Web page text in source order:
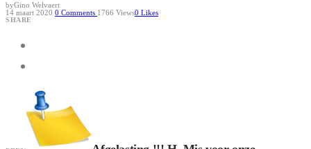
byGino Welvaert
14 maart 2020 0 Comments 1766 Views0 Likes
SHARE